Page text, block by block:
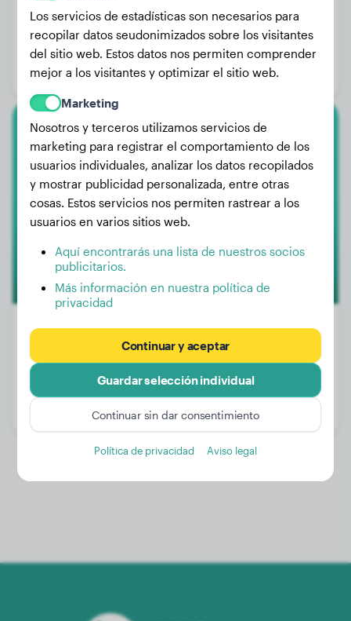
7 kg
Edad:
1 año, 9 meses
Género:
Perro macho
Toy-Pudel
Mosey
Peso:
No hay datos
Edad:
4 años, 3 meses
Perro macho
Los servicios de estadísticas son necesarios para
recopilar datos seudonimizados sobre los visitantes
del sitio web. Estos datos nos permiten comprender
mejor a los visitantes y optimizar el sitio web.
Marketing
Nosotros y terceros utilizamos servicios de
marketing para registrar el comportamiento de los
usuarios individuales, analizar los datos recopilados
y mostrar publicidad personalizada, entre otras
cosas. Estos servicios nos permiten rastrear a los
usuarios en varios sitios web.
Aquí encontrarás una lista de nuestros socios
publicitarios.
Más información en nuestra política de
privacidad
Continuar y aceptar
Guardar selección individual
Continuar sin dar consentimiento
Política de privacidad Aviso legal